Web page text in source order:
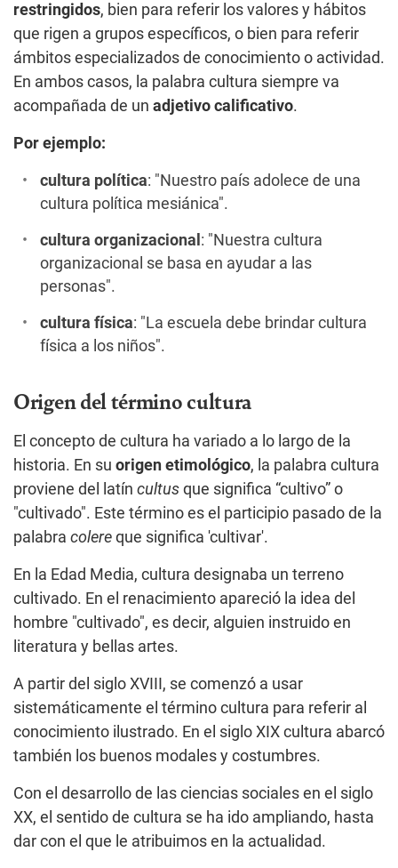
restringidos, bien para referir los valores y hábitos
que rigen a grupos específicos, o bien para referir
ámbitos especializados de conocimiento o actividad.
En ambos casos, la palabra cultura siempre va
acompañada de un adjetivo calificativo.
Por ejemplo:
cultura política: "Nuestro país adolece de una
cultura política mesiánica".
cultura organizacional : "Nuestra cultura
organizacional se basa en ayudar a las
personas".
cultura física: "La escuela debe brindar cultura
física a los niños".
Origen del término cultura
El concepto de cultura ha variado a lo largo de la
historia. En su origen etimológico, la palabra cultura
proviene del latín cultus que significa “cultivo” o
"cultivado". Este término es el participio pasado de la
palabra colere que significa 'cultivar'.
En la Edad Media, cultura designaba un terreno
cultivado. En el renacimiento apareció la idea del
hombre "cultivado", es decir, alguien instruido en
literatura y bellas artes.
A partir del siglo XVIII, se comenzó a usar
sistemáticamente el término cultura para referir al
conocimiento ilustrado. En el siglo XIX cultura abarcó
también los buenos modales y costumbres.
Con el desarrollo de las ciencias sociales en el siglo
XX, el sentido de cultura se ha ido ampliando, hasta
dar con el que le atribuimos en la actualidad.